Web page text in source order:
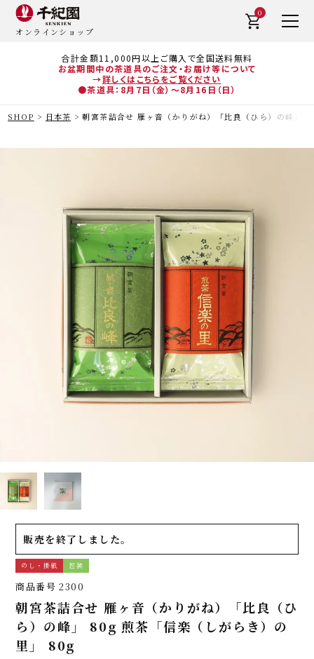
合計金額11,000円以上ご購入で全国送料無料
お盆期間中の茶道具のご注文・お届け等について
→詳しくはこちらをご覧ください
●茶道具：8月7日（金）～8月16日（日）
オンラインショップ
0
SHOP 日本茶 朝宮茶詰合せ 雁ヶ音（かりがね）「比良（ひら）の峰」
販売を終了しました。
のし・掛紙 包装
商品番号 2300
朝宮茶詰合せ 雁ヶ音（かりがね）「比良（ひ
ら）の峰」 80g 煎茶「信楽（しがらき）の
里」 80g